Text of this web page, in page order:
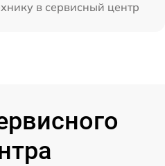
в сервисный центр